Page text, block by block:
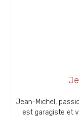
Jean-Michel,
est garagiste et